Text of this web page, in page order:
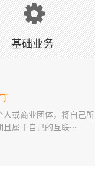
基础业务
人或商业团体，将自己所
属于自己的互联···